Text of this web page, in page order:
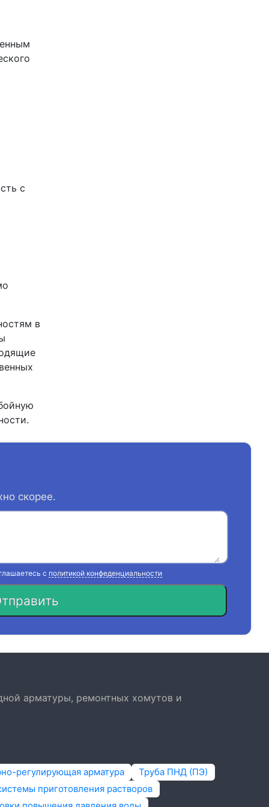
с
в
скорее.
с политикой конфеденциальности
арматуры, ремонтных хомутов и
регулирующая арматура
Труба ПНД (ПЭ)
приготовления растворов